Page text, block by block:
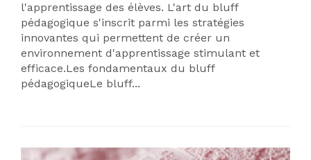
l'apprentissage des élèves. L'art du bluff
pédagogique s'inscrit parmi les stratégies
innovantes qui permettent de créer un
environnement d'apprentissage stimulant et
efficace.Les fondamentaux du bluff
pédagogiqueLe bluff...